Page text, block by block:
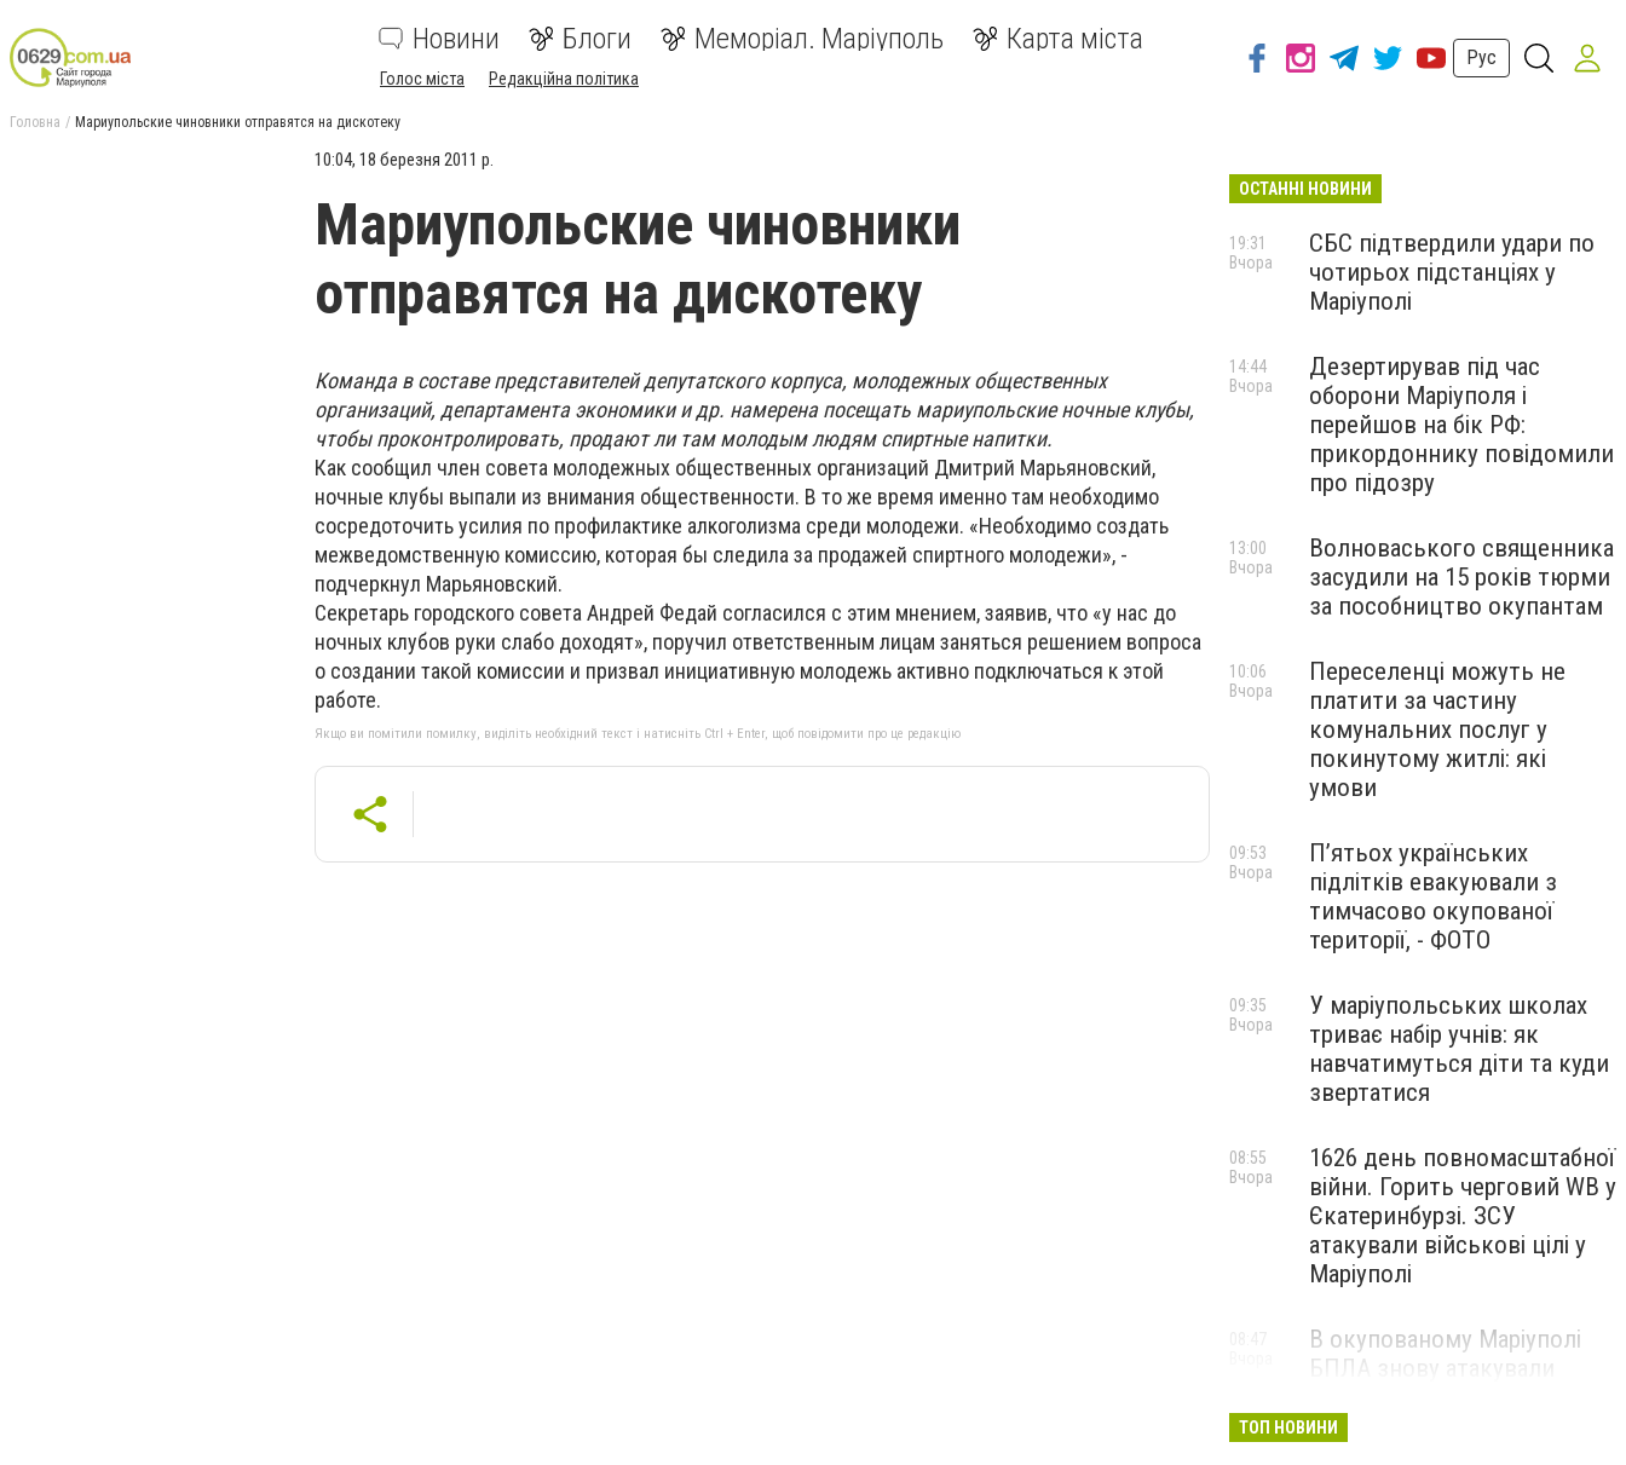
Новини Блоги Меморіал. Маріуполь Карта міста
Голос міста Редакційна політика
Рус
Головна Мариупольские чиновники отправятся на дискотеку
10:04, 18 березня 2011 р.
Мариупольские чиновники
отправятся на дискотеку
Команда в составе представителей депутатского корпуса, молодежных общественных
организаций, департамента экономики и др. намерена посещать мариупольские ночные клубы,
чтобы проконтролировать, продают ли там молодым людям спиртные напитки.
Как сообщил член совета молодежных общественных организаций Дмитрий Марьяновский,
ночные клубы выпали из внимания общественности. В то же время именно там необходимо
сосредоточить усилия по профилактике алкоголизма среди молодежи. «Необходимо создать
межведомственную комиссию, которая бы следила за продажей спиртного молодежи», -
подчеркнул Марьяновский.
Секретарь городского совета Андрей Федай согласился с этим мнением, заявив, что «у нас до
ночных клубов руки слабо доходят», поручил ответственным лицам заняться решением вопроса
о создании такой комиссии и призвал инициативную молодежь активно подключаться к этой
работе.
Якщо ви помітили помилку, виділіть необхідний текст і натисніть Ctrl + Enter, щоб повідомити про це редакцію
ОСТАННІ НОВИНИ
СБС підтвердили удари по
чотирьох підстанціях у
Маріуполі
19:31
Вчора
Дезертирував під час
оборони Маріуполя і
перейшов на бік РФ:
прикордоннику повідомили
про підозру
14:44
Вчора
Волноваського священника
засудили на 15 років тюрми
за пособництво окупантам
13:00
Вчора
Переселенці можуть не
платити за частину
комунальних послуг у
покинутому житлі: які
умови
10:06
Вчора
П’ятьох українських
підлітків евакуювали з
тимчасово окупованої
території, - ФОТО
09:53
Вчора
У маріупольських школах
триває набір учнів: як
навчатимуться діти та куди
звертатися
09:35
Вчора
1626 день повномасштабної
війни. Горить черговий WB у
Єкатеринбурзі. ЗСУ
атакували військові цілі у
Маріуполі
08:55
Вчора
В окупованому Маріуполі
БПЛА знову атакували
— ВІДЕО
ТОП НОВИНИ